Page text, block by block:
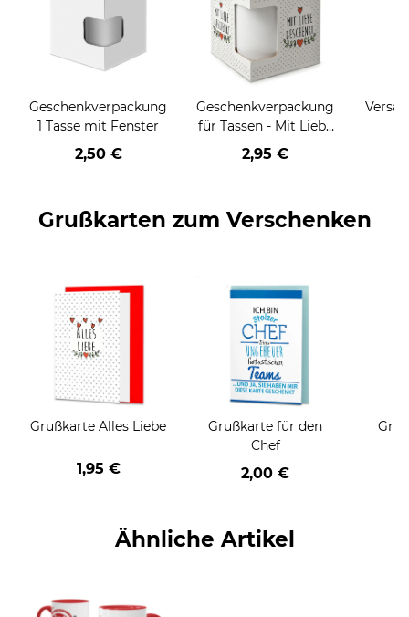
Geschenkverpackung
1 Tasse mit Fenster
2,50 €
Geschenkverpackung
für Tassen - Mit Liebe
geschenkt
2,95 €
Grußkarten zum Verschenken
Grußkarte Alles Liebe
1,95 €
Grußkarte für den
Chef
2,00 €
Ähnliche Artikel